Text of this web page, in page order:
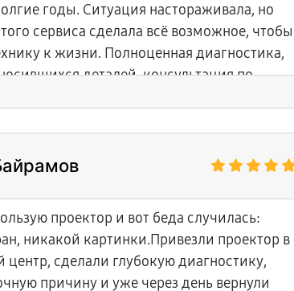
годы. Ситуация настораживала, но
сервиса сделала всё возможное, чтобы
к жизни. Полноценная диагностика,
деталей, консультация по
проектор и вот беда случилась:
никакой картинки.Привезли проектор в
центр, сделали глубокую диагностику,
причину и уже через день вернули